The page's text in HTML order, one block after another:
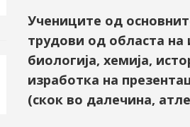
Учениците од
трудови од областа
биологија, хемија,
изработка на
(скок во далечина,